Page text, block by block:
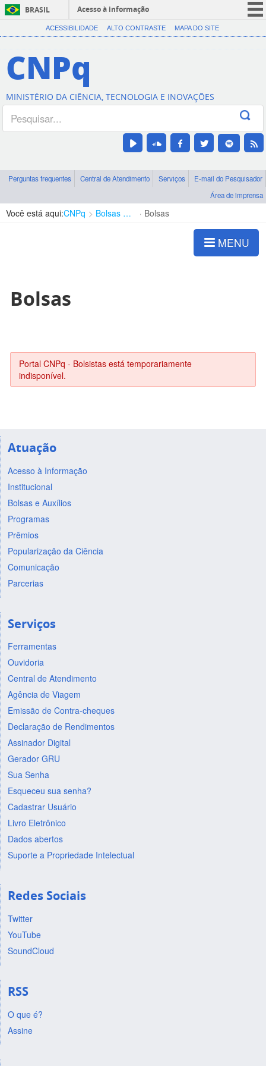
BRASIL
Acesso à informação
CORONAVÍRUS (COVID-19)
Canais
ACESSIBILIDADE ALTO CONTRASTE MAPA DO SITE
CNPq
MINISTÉRIO DA CIÊNCIA, TECNOLOGIA E INOVAÇÕES
Perguntas frequentes Central de Atendimento Serviços
E-mail do Pesquisador
Área de imprensa
Você está aqui:CNPq Bolsas e Auxílios Vigentes Bolsas
MENU
Bolsas
Portal CNPq - Bolsistas está temporariamente
indisponível.
Atuação
Acesso à Informação
Institucional
Bolsas e Auxílios
Programas
Prêmios
Popularização da Ciência
Comunicação
Parcerias
Serviços
Ferramentas
Ouvidoria
Central de Atendimento
Agência de Viagem
Emissão de Contra-cheques
Declaração de Rendimentos
Assinador Digital
Gerador GRU
Sua Senha
Esqueceu sua senha?
Cadastrar Usuário
Livro Eletrônico
Dados abertos
Suporte a Propriedade Intelectual
Redes Sociais
Twitter
YouTube
SoundCloud
RSS
O que é?
Assine